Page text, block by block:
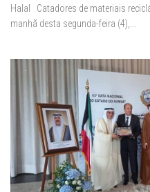
Halal Catadores de materiais
manhã desta segunda-feira (4),...